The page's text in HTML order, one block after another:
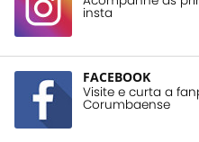
insta
FACEBOOK
Visite e curta a
Corumbaense